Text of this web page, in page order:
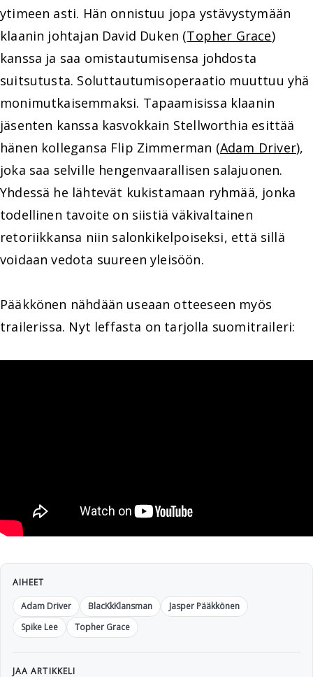
ytimeen asti. Hän onnistuu jopa ystävystymään
klaanin johtajan David Duken (Topher Grace)
kanssa ja saa omistautumisensa johdosta
suitsutusta. Soluttautumisoperaatio muuttuu yhä
monimutkaisemmaksi. Tapaamisissa klaanin
jäsenten kanssa kasvokkain Stellworthia esittää
hänen kollegansa Flip Zimmerman (Adam Driver),
joka saa selville hengenvaarallisen salajuonen.
Yhdessä he lähtevät kukistamaan ryhmää, jonka
todellinen tavoite on siistiä väkivaltainen
retoriikkansa niin salonkikelpoiseksi, että sillä
voidaan vedota suureen yleisöön.
Pääkkönen nähdään useaan otteeseen myös
trailerissa. Nyt leffasta on tarjolla suomitraileri:
AIHEET
Adam Driver
BlacKkKlansman
Jasper Pääkkönen
Spike Lee
Topher Grace
JAA ARTIKKELI